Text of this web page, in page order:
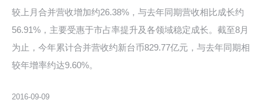
新闻中心
頁尾選單 - 簡體
较上月合并营收增加约26.38%，与去年同期营收相比成长约
56.91%，主要受惠于市占率提升及各领域稳定成长。截至8月
为止，今年累计合并营收约新台币829.77亿元，与去年同期相
较年增率约达9.60%。
2016-09-09